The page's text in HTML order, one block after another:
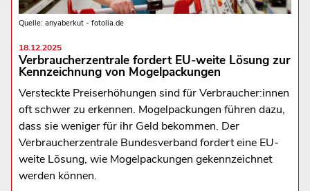
Quelle: anyaberkut - fotolia.de
18.12.2025
Verbraucherzentrale fordert EU-weite Lösung zur
Kennzeichnung von Mogelpackungen
Versteckte Preiserhöhungen sind für Verbraucher:innen
oft schwer zu erkennen. Mogelpackungen führen dazu,
dass sie weniger für ihr Geld bekommen. Der
Verbraucherzentrale Bundesverband fordert eine EU-
weite Lösung, wie Mogelpackungen gekennzeichnet
werden können.